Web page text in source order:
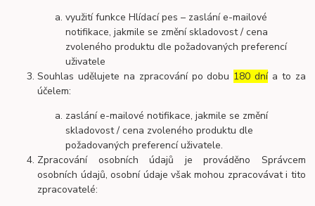
využití funkce Hlídací pes – zaslání e-mailové
notifikace, jakmile se změní skladovost / cena
zvoleného produktu dle požadovaných preferencí
uživatele
Souhlas udělujete na zpracování po dobu 180 dnía to za
účelem:
zaslání e-mailové notifikace, jakmile se změní
skladovost / cena zvoleného produktu dle
požadovaných preferencí uživatele.
Zpracování osobních údajů je prováděno Správcem
osobních údajů, osobní údaje však mohou zpracovávat i tito
zpracovatelé: